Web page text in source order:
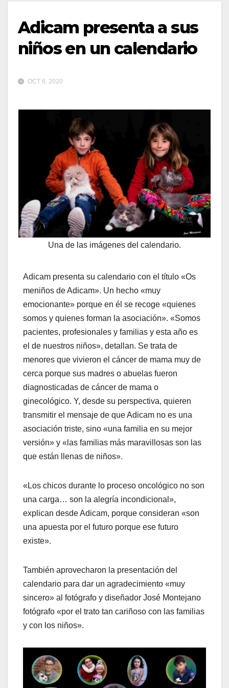
Adicam presenta a sus
niños en un calendario
OCT 6, 2020
Una de las imágenes del calendario.
Adicam presenta su calendario con el título «Os
meniños de Adicam». Un hecho «muy
emocionante» porque en él se recoge «quienes
somos y quienes forman la asociación». «Somos
pacientes, profesionales y familias y esta año es
el de nuestros niños», detallan. Se trata de
menores que vivieron el cáncer de mama muy de
cerca porque sus madres o abuelas fueron
diagnosticadas de cáncer de mama o
ginecológico. Y, desde su perspectiva, quieren
transmitir el mensaje de que Adicam no es una
asociación triste, sino «una familia en su mejor
versión» y «las familias más maravillosas son las
que están llenas de niños».
«Los chicos durante lo proceso oncológico no son
una carga… son la alegría incondicional»,
explican desde Adicam, porque consideran «son
una apuesta por el futuro porque ese futuro
existe».
También aprovecharon la presentación del
calendario para dar un agradecimiento «muy
sincero» al fotógrafo y diseñador José Montejano
fotógrafo «por el trato tan cariñoso con las familias
y con los niños».